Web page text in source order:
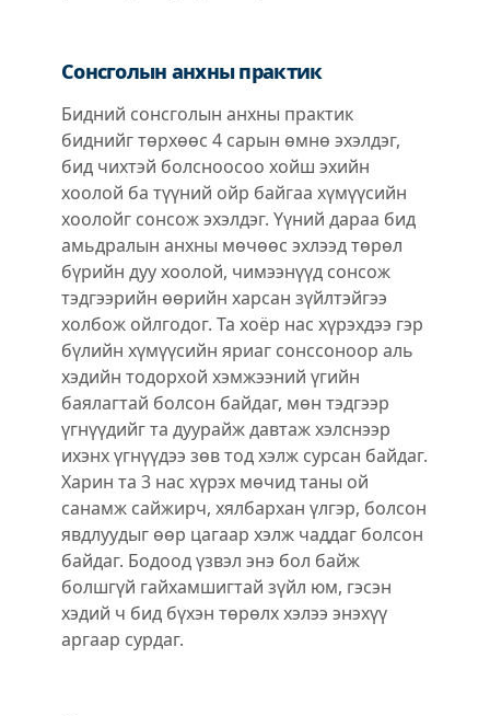
Сонсголын анхны практик
Бидний сонсголын анхны практик
биднийг төрхөөс 4 сарын өмнө эхэлдэг,
бид чихтэй болсноосоо хойш эхийн
хоолой ба түүний ойр байгаа хүмүүсийн
хоолойг сонсож эхэлдэг. Үүний дараа бид
амьдралын анхны мөчөөс эхлээд төрөл
бүрийн дуу хоолой, чимээнүүд сонсож
тэдгээрийн өөрийн харсан зүйлтэйгээ
холбож ойлгодог. Та хоёр нас хүрэхдээ гэр
бүлийн хүмүүсийн яриаг сонссоноор аль
хэдийн тодорхой хэмжээний үгийн
баялагтай болсон байдаг, мөн тэдгээр
үгнүүдийг та дуурайж давтаж хэлснээр
ихэнх үгнүүдээ зөв тод хэлж сурсан байдаг.
Харин та 3 нас хүрэх мөчид таны ой
санамж сайжирч, хялбархан үлгэр, болсон
явдлуудыг өөр цагаар хэлж чаддаг болсон
байдаг. Бодоод үзвэл энэ бол байж
болшгүй гайхамшигтай зүйл юм, гэсэн
хэдий ч бид бүхэн төрөлх хэлээ энэхүү
аргаар сурдаг.